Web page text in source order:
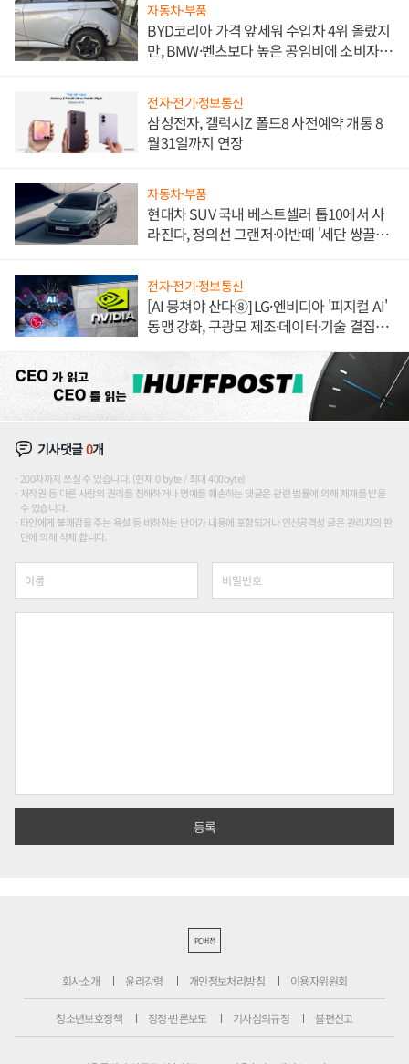
자동차·부품
BYD코리아 가격 앞세워 수입차 4위 올랐지
만, BMW·벤츠보다 높은 공임비에 소비자
전자·전기·정보통신
삼성전자, 갤럭시Z 폴드8 사전예약 개통 8
월31일까지 연장
자동차·부품
현대차 SUV 국내 베스트셀러 톱10에서 사
라진다, 정의선 그랜저·아반떼 '세단 쌍끌
전자·전기·정보통신
[AI 뭉쳐야 산다⑧] LG·엔비디아 '피지컬 AI'
동맹 강화, 구광모 제조·데이터·기술 결집
기사댓글0개
200자까지 쓰실 수 있습니다. (현재 0 byte / 최대 400byte)
저작권 등 다른 사람의 권리를 침해하거나 명예를 훼손하는 댓글은 관련 법률에 의해 제재를 받을
수 있습니다.
타인에게 불쾌감을 주는 욕설 등 비하하는 단어가 내용에 포함되거나 인신공격성 글은 관리자의 판
단에 의해 삭제 합니다.
PC버전
회사소개 윤리강령 개인정보처리방침 이용자위원회
청소년보호정책 정정·반론보도 기사심의규정 불편신고